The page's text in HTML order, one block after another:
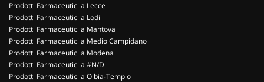
Prodotti Farmaceutici a Lecce
Prodotti Farmaceutici a Lodi
Prodotti Farmaceutici a Mantova
Prodotti Farmaceutici a Medio Campidano
Prodotti Farmaceutici a Modena
Prodotti Farmaceutici a #N/D
Prodotti Farmaceutici a Olbia-Tempio